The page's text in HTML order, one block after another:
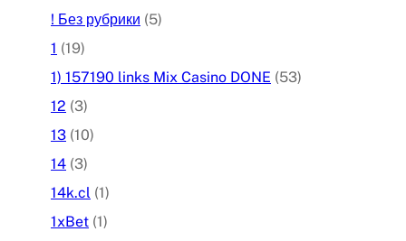
! Без рубрики (5)
1 (19)
1) 157190 links Mix Casino DONE (53)
12 (3)
13 (10)
14 (3)
14k.cl (1)
1xBet (1)